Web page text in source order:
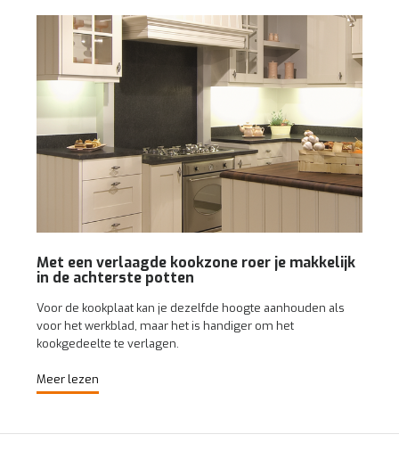
Met een verlaagde kookzone roer je makkelijk
in de achterste potten
Voor de kookplaat kan je dezelfde hoogte aanhouden als
voor het werkblad, maar het is handiger om het
kookgedeelte te verlagen.
Meer lezen